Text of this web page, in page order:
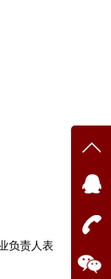
负责人表
点我